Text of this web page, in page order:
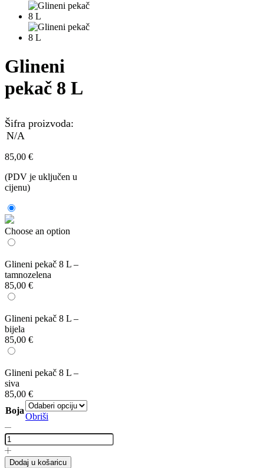
Glineni
pekač 8 L
Šifra proizvoda:
N/A
85,00 €
(PDV je uključen u
cijenu)
Choose an option
Glineni pekač 8 L –
tamnozelena
85,00 €
Glineni pekač 8 L –
bijela
85,00 €
Glineni pekač 8 L –
siva
85,00 €
Boja
Obriši
Dodaj u košaricu